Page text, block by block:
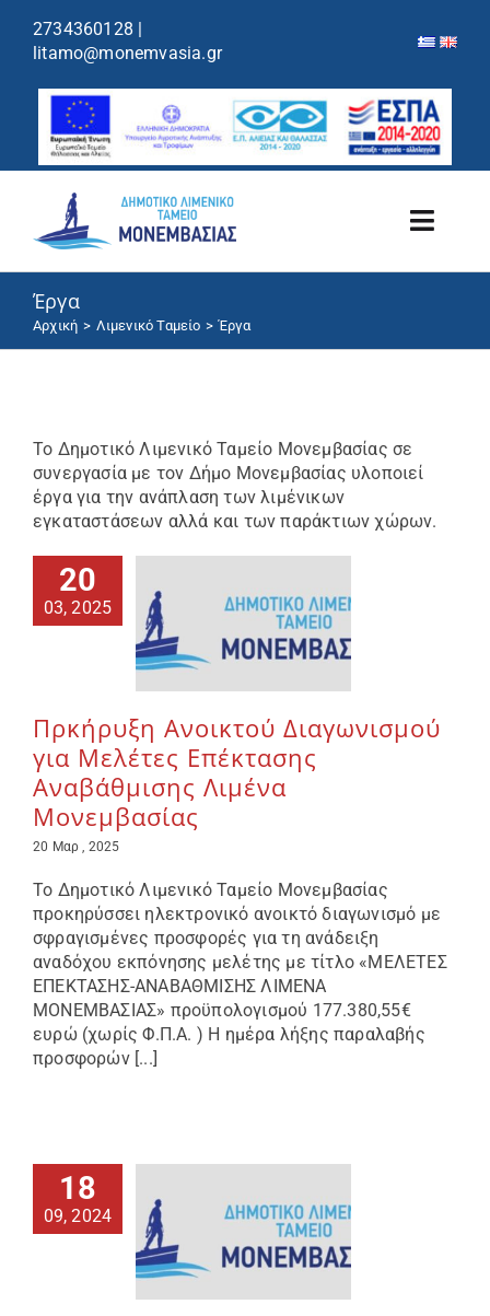
2734360128 |
litamo@monemvasia.gr
Ανακοινώσεις
Επικοινωνία
Έργα
Αρχική Λιμενικό Ταμείο Έργα
Το Δημοτικό Λιμενικό Ταμείο Μονεμβασίας σε
συνεργασία με τον Δήμο Μονεμβασίας υλοποιεί
έργα για την ανάπλαση των λιμένικων
εγκαταστάσεων αλλά και των παράκτιων χώρων.
20
03, 2025
Πρκήρυξη Ανοικτού Διαγωνισμού
για Μελέτες Επέκτασης
Αναβάθμισης Λιμένα
Μονεμβασίας
20 Μαρ , 2025
Το Δημοτικό Λιμενικό Ταμείο Μονεμβασίας
προκηρύσσει ηλεκτρονικό ανοικτό διαγωνισμό με
σφραγισμένες προσφορές για τη ανάδειξη
αναδόχου εκπόνησης μελέτης με τίτλο «ΜΕΛΕΤΕΣ
ΕΠΕΚΤΑΣΗΣ-ΑΝΑΒΑΘΜΙΣΗΣ ΛΙΜΕΝΑ
ΜΟΝΕΜΒΑΣΙΑΣ» προϋπολογισμού 177.380,55€
ευρώ (χωρίς Φ.Π.Α. ) Η ημέρα λήξης παραλαβής
προσφορών [...]
18
09, 2024